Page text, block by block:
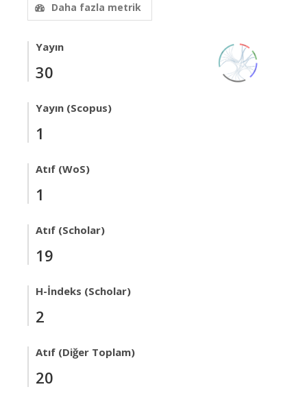
Daha fazla metrik
Yayın
30
Yayın (Scopus)
1
Atıf (WoS)
1
Atıf (Scholar)
19
H-İndeks (Scholar)
2
Atıf (Diğer Toplam)
20